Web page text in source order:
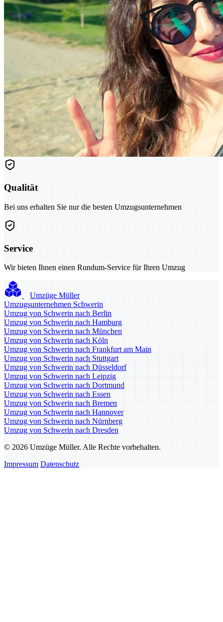
Qualität
Bei uns erhalten Sie nur die besten Umzugsunternehmen
Service
Wir bieten Ihnen einen Rundum-Service für Ihren Umzug
Umzüge Müller
Umzugsunternehmen Schwerin
Umzug von Schwerin nach Berlin
Umzug von Schwerin nach Hamburg
Umzug von Schwerin nach München
Umzug von Schwerin nach Köln
Umzug von Schwerin nach Frankfurt am Main
Umzug von Schwerin nach Stuttgart
Umzug von Schwerin nach Düsseldorf
Umzug von Schwerin nach Leipzig
Umzug von Schwerin nach Dortmund
Umzug von Schwerin nach Essen
Umzug von Schwerin nach Bremen
Umzug von Schwerin nach Hannover
Umzug von Schwerin nach Nürnberg
Umzug von Schwerin nach Dresden
© 2026 Umzüge Müller. Alle Rechte vorbehalten.
Impressum Datenschutz